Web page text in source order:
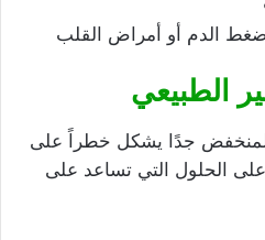
ضغط الدم أو أمراض القلب
الطبيعي
جدًا يشكل خطراً على
الحلول التي تساعد على